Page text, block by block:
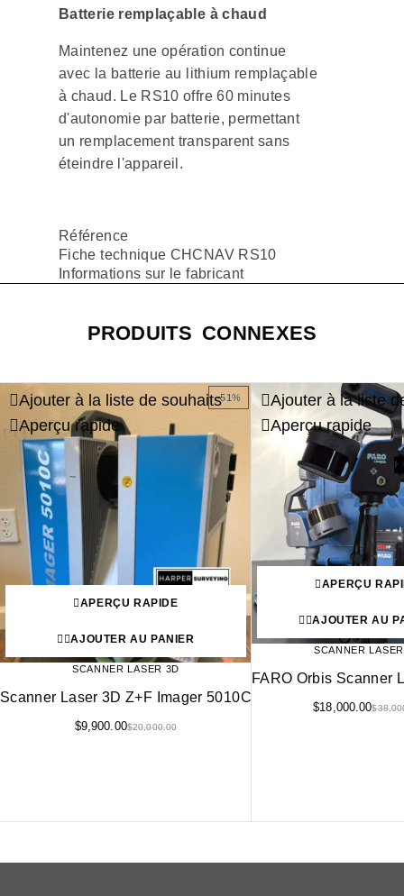
Batterie remplaçable à chaud
Maintenez une opération continue
avec la batterie au lithium remplaçable
à chaud. Le RS10 offre 60 minutes
d'autonomie par batterie, permettant
un remplacement transparent sans
éteindre l'appareil.
Référence
Fiche technique CHCNAV RS10
Informations sur le fabricant
PRODUITS CONNEXES
-51%
Ajouter à la liste de souhaits
Aperçu rapide
APERÇU RAPIDE
AJOUTER AU PANIER
SCANNER LASER 3D
Scanner Laser 3D Z+F Imager 5010C
$20,000.00
$9,900.00
Ajouter à la liste
Aperçu rapide
APERÇU
AJOUTER AU
SCANNER
FARO Orbis Scanner
$
$18,000.00